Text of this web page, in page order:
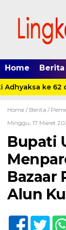
Home Berita
ke 62
Home / Berita /
Minggu, 17 Maret
Bupati
Bazaar
Alun